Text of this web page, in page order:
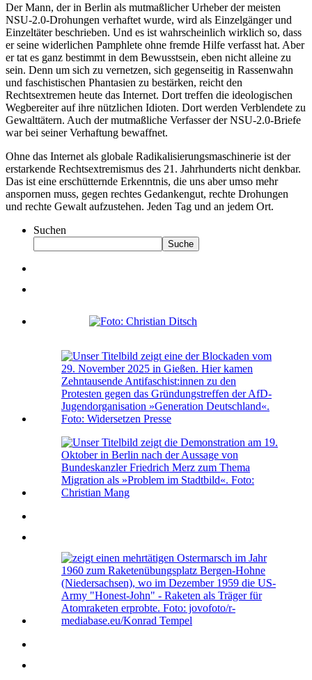
Der Mann, der in Berlin als mutmaßlicher Urheber der meisten
NSU-2.0-Drohungen verhaftet wurde, wird als Einzelgänger und
Einzeltäter beschrieben. Und es ist wahrscheinlich wirklich so, dass
er seine widerlichen Pamphlete ohne fremde Hilfe verfasst hat. Aber
er tat es ganz bestimmt in dem Bewusstsein, eben nicht alleine zu
sein. Denn um sich zu vernetzen, sich gegenseitig in Rassenwahn
und faschistischen Phantasien zu bestärken, reicht den
Rechtsextremen heute das Internet. Dort treffen die ideologischen
Wegbereiter auf ihre nützlichen Idioten. Dort werden Verblendete zu
Gewalttätern. Auch der mutmaßliche Verfasser der NSU-2.0-Briefe
war bei seiner Verhaftung bewaffnet.
Ohne das Internet als globale Radikalisierungsmaschinerie ist der
erstarkende Rechtsextremismus des 21. Jahrhunderts nicht denkbar.
Das ist eine erschütternde Erkenntnis, die uns aber umso mehr
anspornen muss, gegen rechtes Gedankengut, rechte Drohungen
und rechte Gewalt aufzustehen. Jeden Tag und an jedem Ort.
Suchen
Suche